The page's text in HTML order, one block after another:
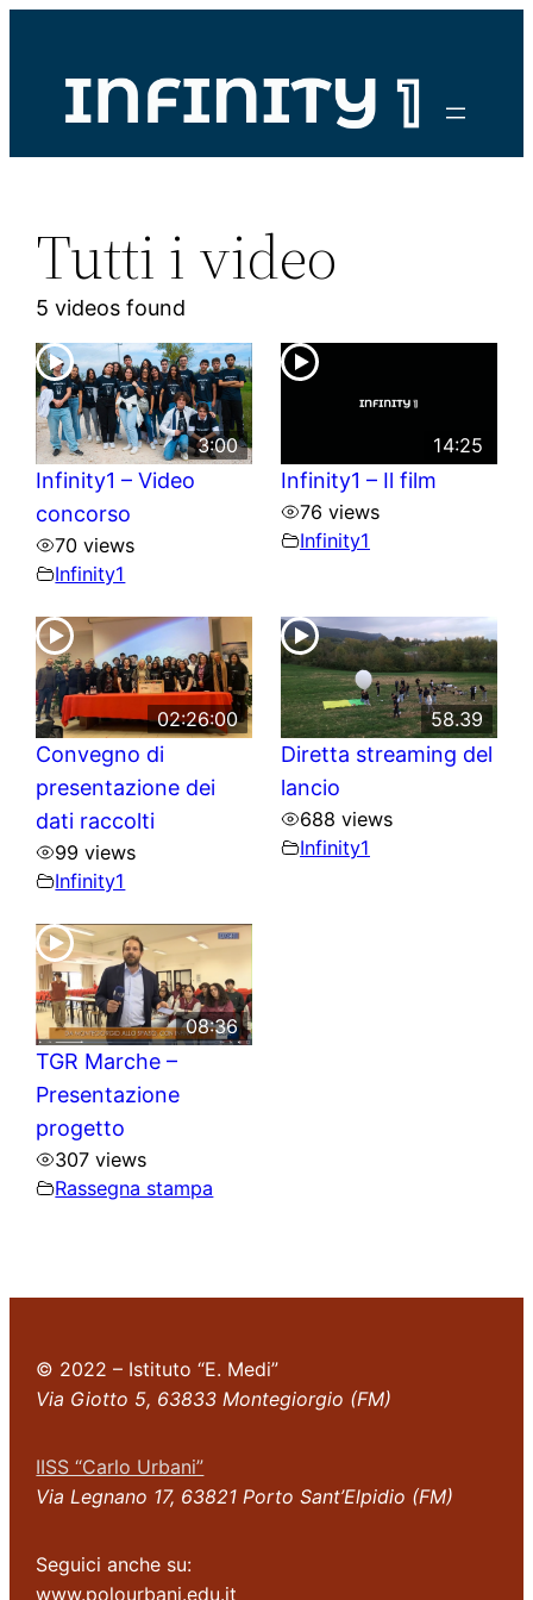
contenuto
Tutti i video
5 videos found
3:00
Infinity1 – Video
concorso
70 views
Infinity1
14:25
Infinity1 – Il film
76 views
Infinity1
02:26:00
Convegno di
presentazione dei
dati raccolti
99 views
Infinity1
58.39
Diretta streaming del
lancio
688 views
Infinity1
08:36
TGR Marche –
Presentazione
progetto
307 views
Rassegna stampa
© 2022 – Istituto “E. Medi”
Via Giotto 5, 63833 Montegiorgio (FM)
IISS “Carlo Urbani”
Via Legnano 17, 63821 Porto Sant’Elpidio (FM)
Seguici anche su:
www.polourbani.edu.it